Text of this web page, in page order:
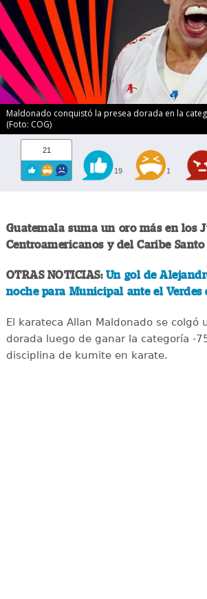
Maldonado conquistó la presea dorada en la
(Foto: COG)
21
19 1
Guatemala suma un oro más en los
Centroamericanos y del Caribe
OTRAS NOTICIAS: Un gol de
noche para Municipal ante el Verdes
El karateca Allan Maldonado se colgó
dorada luego de ganar la categoría -
disciplina de kumite en karate.